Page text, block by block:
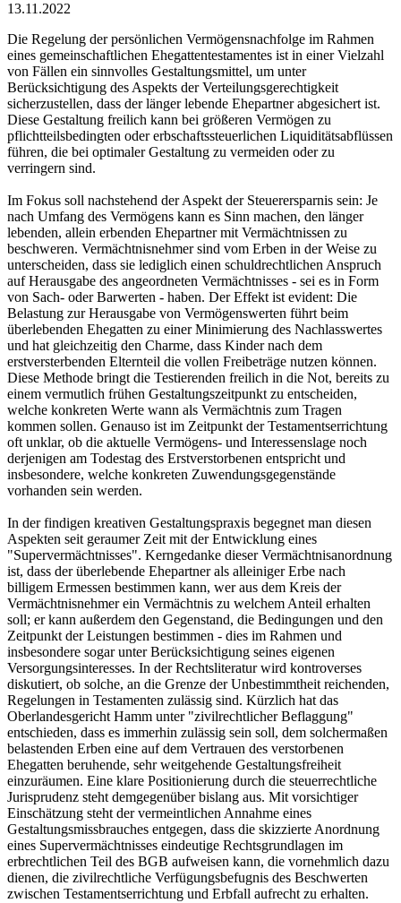
13.11.2022
Die Regelung der persönlichen Vermögensnachfolge im Rahmen
eines gemeinschaftlichen Ehegattentestamentes ist in einer Vielzahl
von Fällen ein sinnvolles Gestaltungsmittel, um unter
Berücksichtigung des Aspekts der Verteilungsgerechtigkeit
sicherzustellen, dass der länger lebende Ehepartner abgesichert ist.
Diese Gestaltung freilich kann bei größeren Vermögen zu
pflichtteilsbedingten oder erbschaftssteuerlichen Liquiditätsabflüssen
führen, die bei optimaler Gestaltung zu vermeiden oder zu
verringern sind.
Im Fokus soll nachstehend der Aspekt der Steuerersparnis sein: Je
nach Umfang des Vermögens kann es Sinn machen, den länger
lebenden, allein erbenden Ehepartner mit Vermächtnissen zu
beschweren. Vermächtnisnehmer sind vom Erben in der Weise zu
unterscheiden, dass sie lediglich einen schuldrechtlichen Anspruch
auf Herausgabe des angeordneten Vermächtnisses - sei es in Form
von Sach- oder Barwerten - haben. Der Effekt ist evident: Die
Belastung zur Herausgabe von Vermögenswerten führt beim
überlebenden Ehegatten zu einer Minimierung des Nachlasswertes
und hat gleichzeitig den Charme, dass Kinder nach dem
erstversterbenden Elternteil die vollen Freibeträge nutzen können.
Diese Methode bringt die Testierenden freilich in die Not, bereits zu
einem vermutlich frühen Gestaltungszeitpunkt zu entscheiden,
welche konkreten Werte wann als Vermächtnis zum Tragen
kommen sollen. Genauso ist im Zeitpunkt der Testamentserrichtung
oft unklar, ob die aktuelle Vermögens- und Interessenslage noch
derjenigen am Todestag des Erstverstorbenen entspricht und
insbesondere, welche konkreten Zuwendungsgegenstände
vorhanden sein werden.
In der findigen kreativen Gestaltungspraxis begegnet man diesen
Aspekten seit geraumer Zeit mit der Entwicklung eines
"Supervermächtnisses". Kerngedanke dieser Vermächtnisanordnung
ist, dass der überlebende Ehepartner als alleiniger Erbe nach
billigem Ermessen bestimmen kann, wer aus dem Kreis der
Vermächtnisnehmer ein Vermächtnis zu welchem Anteil erhalten
soll; er kann außerdem den Gegenstand, die Bedingungen und den
Zeitpunkt der Leistungen bestimmen - dies im Rahmen und
insbesondere sogar unter Berücksichtigung seines eigenen
Versorgungsinteresses. In der Rechtsliteratur wird kontroverses
diskutiert, ob solche, an die Grenze der Unbestimmtheit reichenden,
Regelungen in Testamenten zulässig sind. Kürzlich hat das
Oberlandesgericht Hamm unter "zivilrechtlicher Beflaggung"
entschieden, dass es immerhin zulässig sein soll, dem solchermaßen
belastenden Erben eine auf dem Vertrauen des verstorbenen
Ehegatten beruhende, sehr weitgehende Gestaltungsfreiheit
einzuräumen. Eine klare Positionierung durch die steuerrechtliche
Jurisprudenz steht demgegenüber bislang aus. Mit vorsichtiger
Einschätzung steht der vermeintlichen Annahme eines
Gestaltungsmissbrauches entgegen, dass die skizzierte Anordnung
eines Supervermächtnisses eindeutige Rechtsgrundlagen im
erbrechtlichen Teil des BGB aufweisen kann, die vornehmlich dazu
dienen, die zivilrechtliche Verfügungsbefugnis des Beschwerten
zwischen Testamentserrichtung und Erbfall aufrecht zu erhalten.